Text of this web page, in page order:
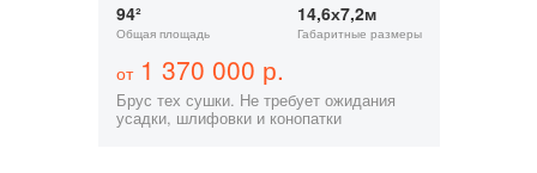
94²
Общая площадь
14,6х7,2м
Габаритные размеры
от1 370 000 р.
Брус тех сушки. Не требует ожидания
усадки, шлифовки и конопатки